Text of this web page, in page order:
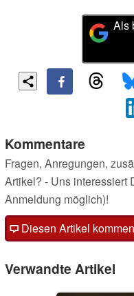
Als
Kommentare
Fragen, Anregungen,
Artikel? - Uns interessiert
Anmeldung möglich)!
Diesen Artikel
Verwandte Artikel